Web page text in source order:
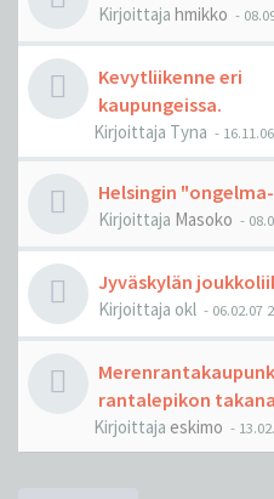
Kirjoittaja hmikko -
Kevytliikenne eri
kaupungeissa.
Kirjoittaja Tyna -
Helsingin
Kirjoittaja Masoko -
Jyväskylän
Kirjoittaja okl - 06.02.07
rantalepikon takana
Kirjoittaja eskimo -